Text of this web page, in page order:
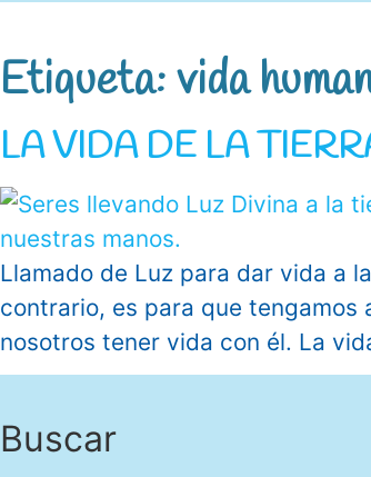
Etiqueta:vida
LA VIDA DE LA
Llamado de Luz para dar vida a
contrario, es para que tengamos
nosotros tener vida con él. La
Buscar